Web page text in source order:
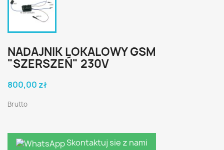
NADAJNIK LOKALOWY GSM
"SZERSZEŃ" 230V
800,00 zł
Brutto
Skontaktuj sie z nami